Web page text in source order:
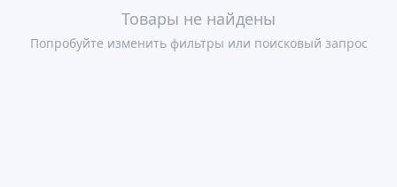
Товары не найдены
Попробуйте изменить фильтры или поисковый запрос